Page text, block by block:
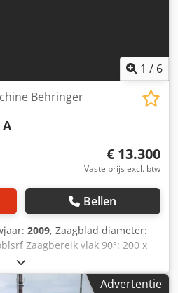
1 / 6
Behringer
€ 13.300
Vaste prijs excl. btw
Bellen
2009, Zaagblad diameter:
Zaagbereik vlak 90°: 200 x
140 x 120 mm Zaagbereik vlak
rond 90°: 140 mm
Zaagbereik rond 30°: 110
Advertentie